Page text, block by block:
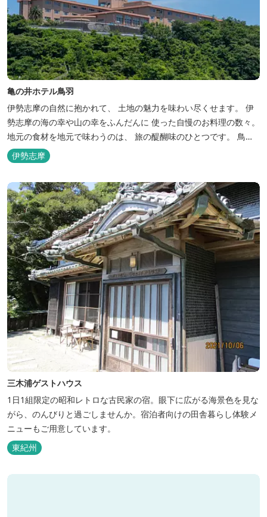
亀の井ホテル鳥羽
伊勢志摩の自然に抱かれて、 土地の魅力を味わい尽くせます。 伊
勢志摩の海の幸や山の幸をふんだんに 使った自慢のお料理の数々。
地元の食材を地元で味わうのは、 旅の醍醐味のひとつです。 鳥羽
湾の潮風を感じる露天風呂や 広々としたテラス付きのお部屋。 行
き交うフェリーをのんびり眺めて、 日常をちょっと忘れるひと時を
お過ごしください。
伊勢志摩
三木浦ゲストハウス
1日1組限定の昭和レトロな古民家の宿。眼下に広がる海景色を見な
がら、のんびりと過ごしませんか。宿泊者向けの田舎暮らし体験メ
ニューもご用意しています。
東紀州